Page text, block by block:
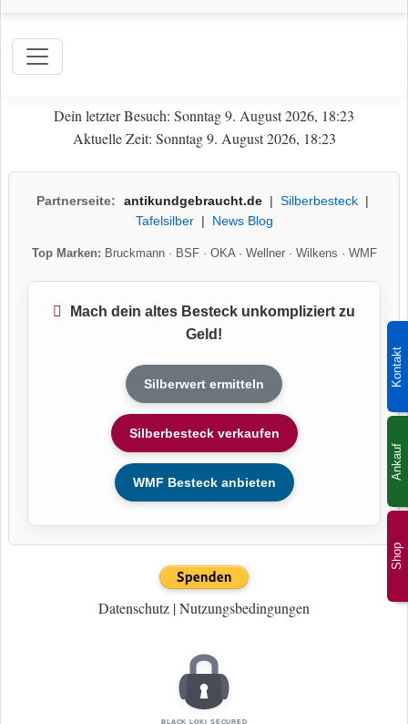
Shop
Kontakt
Ankauf
Dein letzter Besuch: Sonntag 9. August 2026, 18:23
Aktuelle Zeit: Sonntag 9. August 2026, 18:23
Partnerseite: antikundgebraucht.de| Silberbesteck|
Tafelsilber| News Blog
Top Marken: Bruckmann· BSF· OKA· Wellner· Wilkens · WMF
Mach dein altes Besteck unkompliziert zu
Geld!
Silberwert ermitteln
Silberbesteck verkaufen
WMF Besteck anbieten
Datenschutz |Nutzungsbedingungen
BLACK LOKI SECURED